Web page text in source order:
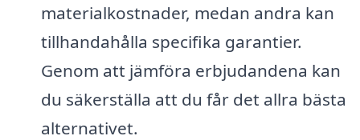
materialkostnader, medan andra kan
tillhandahålla specifika garantier.
Genom att jämföra erbjudandena kan
du säkerställa att du får det allra bästa
alternativet.